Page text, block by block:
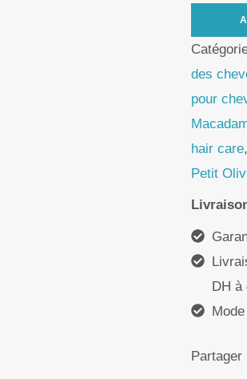
de
Set
des
pour
hair care,
Petit
DH à
Partager